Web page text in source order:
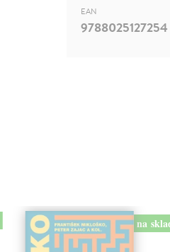
EAN
9788025127254
na